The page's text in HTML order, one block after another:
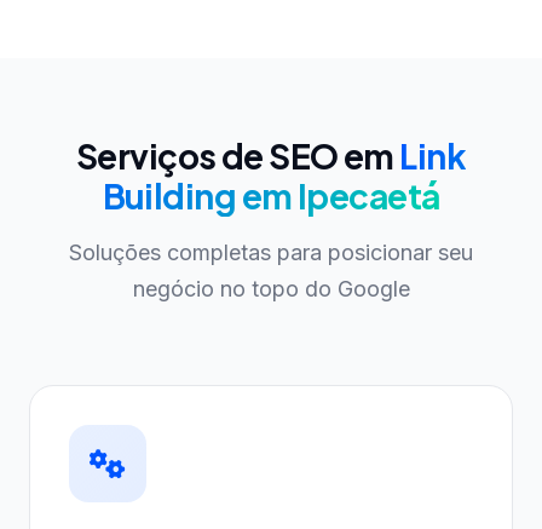
Serviços de SEO em Link
Building em Ipecaetá
Soluções completas para posicionar seu
negócio no topo do Google